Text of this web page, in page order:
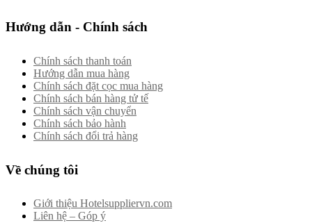
Hướng dẫn - Chính sách
Chính sách thanh toán
Hướng dẫn mua hàng
Chính sách đặt cọc mua hàng
Chính sách bán hàng tử tế
Chính sách vận chuyển
Chính sách bảo hành
Chính sách đổi trả hàng
Về chúng tôi
Giới thiệu Hotelsuppliervn.com
Liên hệ – Góp ý